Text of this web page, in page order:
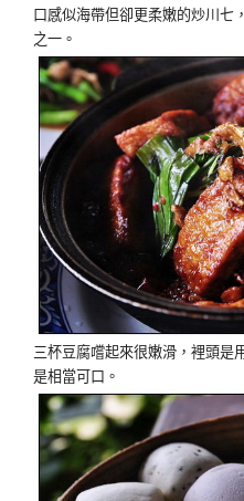
口感似海帶但卻更柔嫩的炒川七
之一。
三杯豆腐嚐起來很嫩滑，裡頭是
是相當可口。